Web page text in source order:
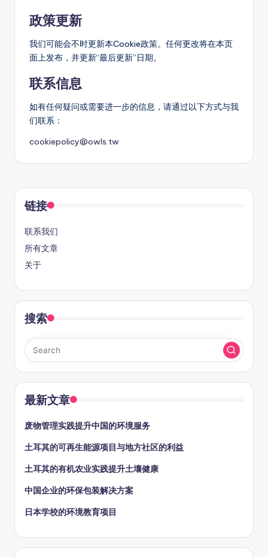
政策更新
我们可能会不时更新本Cookie政策。任何更改将在本页
面上发布，并更新“最后更新”日期。
联系信息
如有任何疑问或需要进一步的信息，请通过以下方式与我
们联系：
cookiepolicy@owls.tw
链接
联系我们
所有文章
关于
搜索
最新文章
废物管理实践提升中国的环境服务
土耳其的可再生能源项目与地方社区的利益
土耳其的有机农业实践提升土壤健康
中国企业的环保包装解决方案
日本学校的环境教育项目